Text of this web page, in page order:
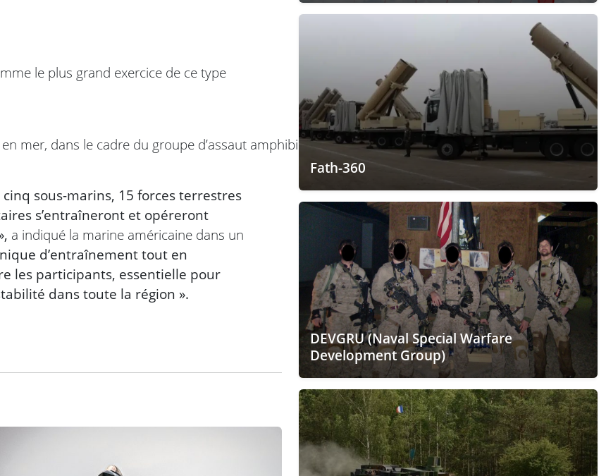
le plus grand exercice de ce type
mer, dans le cadre du groupe d’assaut amphibie Peleliu
sous-marins, 15 forces terrestres
s’entraîneront et opéreront
a indiqué la marine américaine dans un
d’entraînement tout en
les participants, essentielle pour
dans toute la région ».
Fath-360
DEVGRU (Naval Special Warfare
Development Group)